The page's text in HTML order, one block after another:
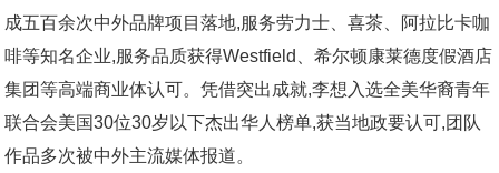
成五百余次中外品牌项目落地,服务劳力士、喜茶、阿拉比卡咖
啡等知名企业,服务品质获得Westfield、希尔顿康莱德度假酒店
集团等高端商业体认可。凭借突出成就,李想入选全美华裔青年
联合会美国30位30岁以下杰出华人榜单,获当地政要认可,团队
作品多次被中外主流媒体报道。